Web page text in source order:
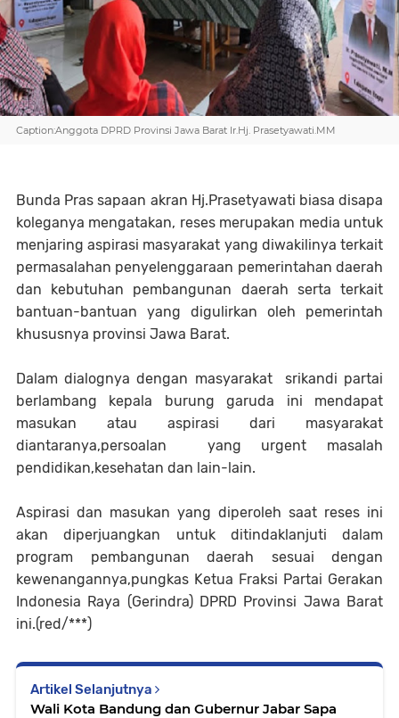
Caption:Anggota DPRD Provinsi Jawa Barat Ir.Hj. Prasetyawati.MM
Bunda Pras sapaan akran Hj.Prasetyawati biasa disapa
koleganya mengatakan, reses merupakan media untuk
menjaring aspirasi masyarakat yang diwakilinya terkait
permasalahan penyelenggaraan pemerintahan daerah
dan kebutuhan pembangunan daerah serta terkait
bantuan-bantuan yang digulirkan oleh pemerintah
khususnya provinsi Jawa Barat.
Dalam dialognya dengan masyarakat srikandi partai
berlambang kepala burung garuda ini mendapat
masukan atau aspirasi dari masyarakat
diantaranya,persoalan yang urgent masalah
pendidikan,kesehatan dan lain-lain.
Aspirasi dan masukan yang diperoleh saat reses ini
akan diperjuangkan untuk ditindaklanjuti dalam
program pembangunan daerah sesuai dengan
kewenangannya,pungkas Ketua Fraksi Partai Gerakan
Indonesia Raya (Gerindra) DPRD Provinsi Jawa Barat
ini.(red/***)
Artikel Selanjutnya
Wali Kota Bandung dan Gubernur Jabar Sapa